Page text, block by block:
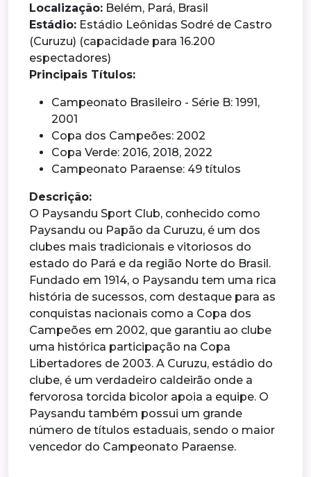
Localização: Belém, Pará, Brasil
Estádio: Estádio Leônidas Sodré de Castro
(Curuzu) (capacidade para 16.200
espectadores)
Principais Títulos:
Campeonato Brasileiro - Série B: 1991,
2001
Copa dos Campeões: 2002
Copa Verde: 2016, 2018, 2022
Campeonato Paraense: 49 títulos
Descrição:
O Paysandu Sport Club, conhecido como
Paysandu ou Papão da Curuzu, é um dos
clubes mais tradicionais e vitoriosos do
estado do Pará e da região Norte do Brasil.
Fundado em 1914, o Paysandu tem uma rica
história de sucessos, com destaque para as
conquistas nacionais como a Copa dos
Campeões em 2002, que garantiu ao clube
uma histórica participação na Copa
Libertadores de 2003. A Curuzu, estádio do
clube, é um verdadeiro caldeirão onde a
fervorosa torcida bicolor apoia a equipe. O
Paysandu também possui um grande
número de títulos estaduais, sendo o maior
vencedor do Campeonato Paraense.